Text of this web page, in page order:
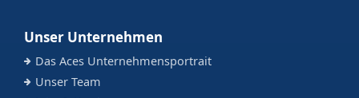
Unser Unternehmen
Das Aces Unternehmensportrait
Unser Team